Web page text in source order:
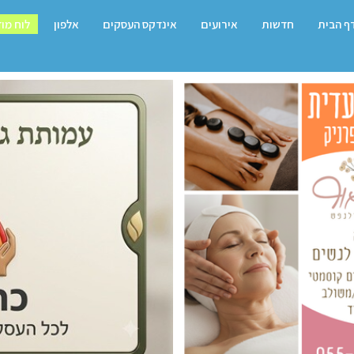
הבית חדשות אירועים אינדקס העסקים אלפון לוח